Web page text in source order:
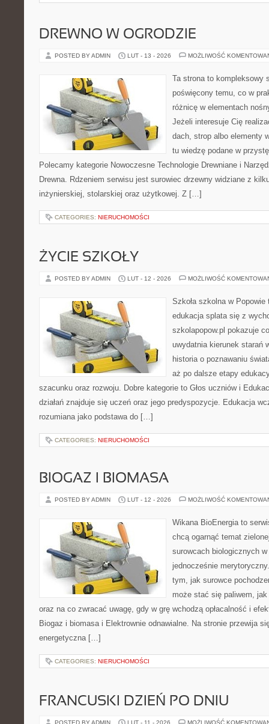
DREWNO W OGRODZIE
POSTED BY ADMIN LUT - 13 - 2026 MOŻLIWOŚĆ
Ta strona to kompleksowy
poświęcony temu, co w
różnicę w elementach
Jeżeli interesuje Cię
dach, strop albo elementy
tu wiedzę podane w
Polecamy kategorie Nowoczesne Technologie Drewniane i
Drewna. Rdzeniem serwisu jest surowiec drzewny widziane z
inżynierskiej, stolarskiej oraz użytkowej. Z […]
CATEGORIES: NIERUCHOMOŚCI
ŻYCIE SZKOŁY
POSTED BY ADMIN LUT - 12 - 2026 MOŻLIWOŚĆ
Szkoła szkolna w
edukacja splata się z
szkolapopow.pl pokazuje
uwydatnia kierunek starań
historia o poznawaniu
aż po dalsze etapy
szacunku oraz rozwoju. Dobre kategorie to Głos uczniów i
działań znajduje się uczeń oraz jego predyspozycje. Edukacja
rozumiana jako podstawa do […]
CATEGORIES: NIERUCHOMOŚCI
BIOGAZ I BIOMASA
POSTED BY ADMIN LUT - 12 - 2026 MOŻLIWOŚĆ
Wikana BioEnergia to
chcą ogarnąć temat
surowcach biologicznych
jednocześnie
tym, jak surowce
może stać się paliwem,
oraz na co zwracać uwagę, gdy w grę wchodzą opłacalność i
Biogaz i biomasa i Elektrownie odnawialne. Na stronie przewija
energetyczna […]
CATEGORIES: NIERUCHOMOŚCI
FRANCUSKI DZIEŃ PO DNIU
POSTED BY ADMIN LUT - 11 - 2026 MOŻLIWOŚĆ